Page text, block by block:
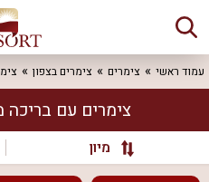
עמוד ראשי צימרים צימרים בצפון
צימרים עם בריכה
מיון